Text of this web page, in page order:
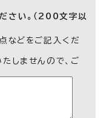
さい。（200文字以
などをご記入くだ
しませんので、ご